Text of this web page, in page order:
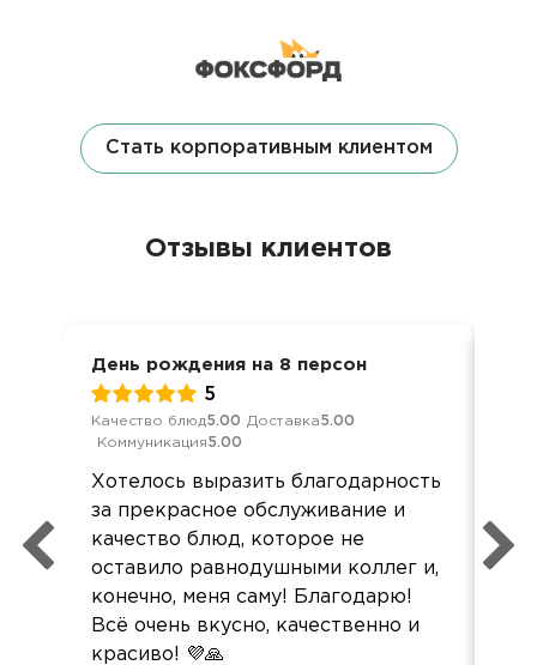
Стать корпоративным клиентом
Отзывы клиентов
День рождения на 8 персон
5
Качество блюд5.00 Доставка5.00
Коммуникация5.00
Хотелось выразить благодарность
за прекрасное обслуживание и
качество блюд, которое не
оставило равнодушными коллег и,
конечно, меня саму! Благодарю!
Всё очень вкусно, качественно и
красиво! 💜🙏